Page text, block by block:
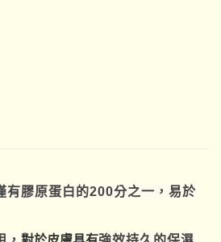
有膠原蛋白的200分之一，易於